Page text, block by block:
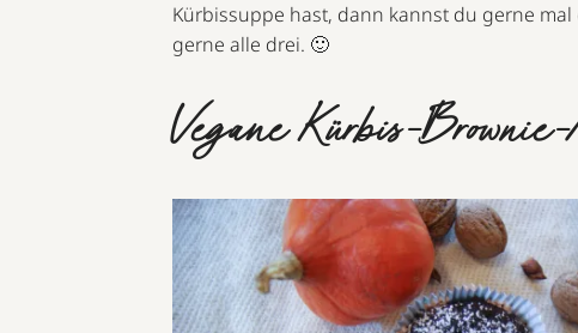
Kürbissuppe hast, dann kannst du gerne
gerne alle drei. 🙂
Vegane Kürbis-